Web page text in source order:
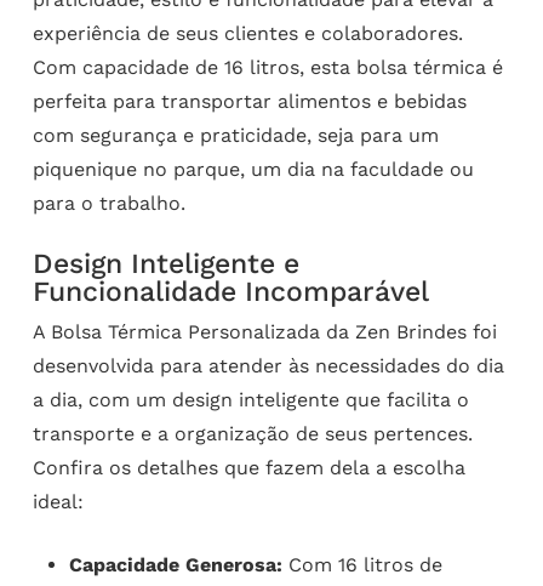
experiência de seus clientes e colaboradores.
Com capacidade de 16 litros, esta bolsa térmica é
perfeita para transportar alimentos e bebidas
com segurança e praticidade, seja para um
piquenique no parque, um dia na faculdade ou
para o trabalho.
Design Inteligente e
Funcionalidade Incomparável
A Bolsa Térmica Personalizada da Zen Brindes foi
desenvolvida para atender às necessidades do dia
a dia, com um design inteligente que facilita o
transporte e a organização de seus pertences.
Confira os detalhes que fazem dela a escolha
ideal:
Capacidade Generosa: Com 16 litros de